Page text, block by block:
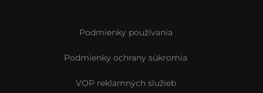
Podmienky používania
Podmienky ochrany súkromia
VOP reklamných služieb